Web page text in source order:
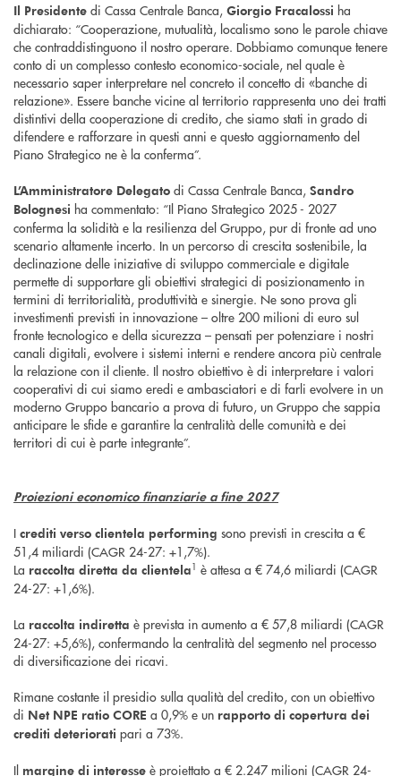
Il Presidente di Cassa Centrale Banca, Giorgio Fracalossi ha
dichiarato: “Cooperazione, mutualità, localismo sono le parole chiave
che contraddistinguono il nostro operare. Dobbiamo comunque tenere
conto di un complesso contesto economico-sociale, nel quale è
necessario saper interpretare nel concreto il concetto di «banche di
relazione». Essere banche vicine al territorio rappresenta uno dei tratti
distintivi della cooperazione di credito, che siamo stati in grado di
difendere e rafforzare in questi anni e questo aggiornamento del
Piano Strategico ne è la conferma”.
L’Amministratore Delegato di Cassa Centrale Banca, Sandro
Bolognesi ha commentato: “Il Piano Strategico 2025 - 2027
conferma la solidità e la resilienza del Gruppo, pur di fronte ad uno
scenario altamente incerto. In un percorso di crescita sostenibile, la
declinazione delle iniziative di sviluppo commerciale e digitale
permette di supportare gli obiettivi strategici di posizionamento in
termini di territorialità, produttività e sinergie. Ne sono prova gli
investimenti previsti in innovazione – oltre 200 milioni di euro sul
fronte tecnologico e della sicurezza – pensati per potenziare i nostri
canali digitali, evolvere i sistemi interni e rendere ancora più centrale
la relazione con il cliente. Il nostro obiettivo è di interpretare i valori
cooperativi di cui siamo eredi e ambasciatori e di farli evolvere in un
moderno Gruppo bancario a prova di futuro, un Gruppo che sappia
anticipare le sfide e garantire la centralità delle comunità e dei
territori di cui è parte integrante”.
Proiezioni economico finanziarie a fine 2027
I crediti verso clientela performing sono previsti in crescita a €
51,4 miliardi (CAGR 24-27: +1,7%).
La raccolta diretta da clientela1 è attesa a € 74,6 miliardi (CAGR
24-27: +1,6%).
La raccolta indiretta è prevista in aumento a € 57,8 miliardi (CAGR
24-27: +5,6%), confermando la centralità del segmento nel processo
di diversificazione dei ricavi.
Rimane costante il presidio sulla qualità del credito, con un obiettivo
di Net NPE ratio CORE a 0,9% e un rapporto di copertura dei
crediti deteriorati pari a 73%.
Il margine di interesse è proiettato a € 2.247 milioni (CAGR 24-